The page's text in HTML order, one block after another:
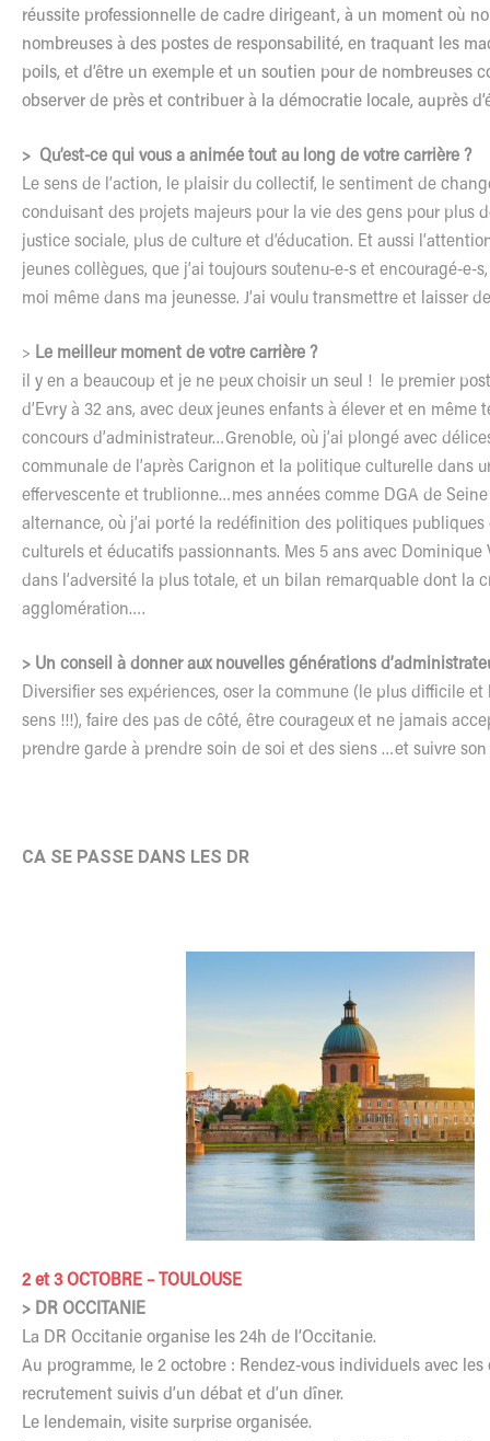
réussite professionnelle de cadre dirigeant, à un moment où
nombreuses à des postes de responsabilité, en traquant les
poils, et d’être un exemple et un soutien pour de nombreuses
observer de près et contribuer à la démocratie locale, auprès
> Qu’est-ce qui vous a animée tout au long de votre carrière ?
Le sens de l’action, le plaisir du collectif, le sentiment de
conduisant des projets majeurs pour la vie des gens pour plus
justice sociale, plus de culture et d’éducation. Et aussi
jeunes collègues, que j’ai toujours soutenu-e-s et encouragé-e-
moi même dans ma jeunesse. J’ai voulu transmettre et laisser
> Le meilleur moment de votre carrière ?
il y en a beaucoup et je ne peux choisir un seul ! le premier
d’Evry à 32 ans, avec deux jeunes enfants à élever et en même
concours d’administrateur…Grenoble, où j’ai plongé avec
communale de l’après Carignon et la politique culturelle dans
effervescente et trublionne…mes années comme DGA de
alternance, où j’ai porté la redéfinition des politiques publiques
culturels et éducatifs passionnants. Mes 5 ans avec Dominique
dans l’adversité la plus totale, et un bilan remarquable dont la
agglomération….
> Un conseil à donner aux nouvelles générations
Diversifier ses expériences, oser la commune (le plus difficile
sens !!!), faire des pas de côté, être courageux et ne jamais
prendre garde à prendre soin de soi et des siens …et suivre
CA SE PASSE DANS LES DR
2 et 3 OCTOBRE – TOULOUSE
> DR OCCITANIE
La DR Occitanie organise les 24h de l’Occitanie.
Au programme, le 2 octobre : Rendez-vous individuels avec les
recrutement suivis d’un débat et d’un dîner.
Le lendemain, visite surprise organisée.